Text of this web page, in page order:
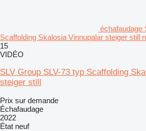
échafaudage
Scaffolding Skalosia Vinnupalar steiger still
15
VIDÉO
SLV Group SLV-73 typ Scaffolding
steiger still
Prix sur demande
Échafaudage
2022
État neuf